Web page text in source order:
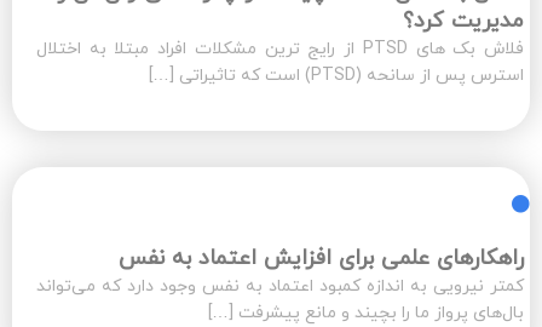
مدیریت کرد؟
فلاش بک های PTSD از رایج ترین مشکلات افراد مبتلا به اختلال
استرس پس از سانحه (PTSD) است که تاثیراتی […]
راهکارهای علمی برای افزایش اعتماد به نفس
کمتر نیرویی به اندازه کمبود اعتماد به نفس وجود دارد که می‌تواند
بال‌های پرواز ما را بچیند و مانع پیشرفت […]